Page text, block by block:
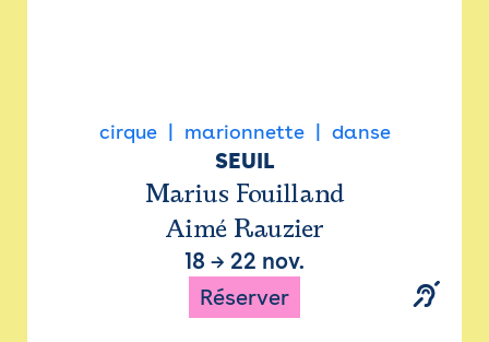
cirque marionnette danse
SEUIL
Marius Fouilland
Aimé Rauzier
18 → 22 nov.
Réserver